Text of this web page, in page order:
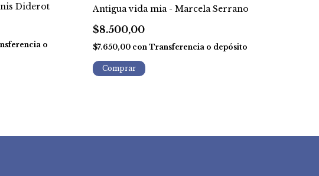
Diderot
o
Antigua vida mia - Marcela Serrano
$8.500,00
$7.650,00 con Transferencia o depósito